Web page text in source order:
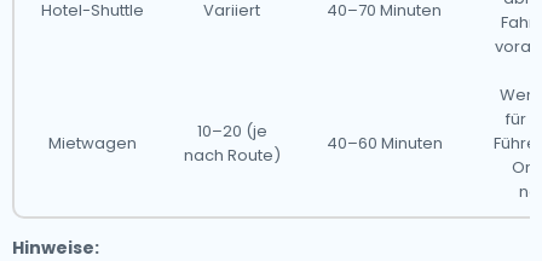
Hotel-Shuttle Variiert 40–70 Minuten
Mietwagen
10–20 (je
nach Route)
40–60 Minuten
für
Hinweise: